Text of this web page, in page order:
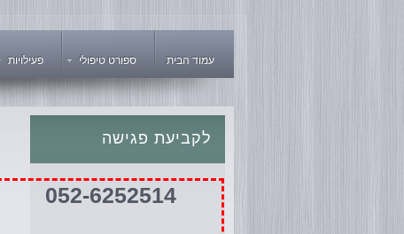
עמוד הבית ספורט טיפולי פעילויות
לקביעת פגישה
052-6252514